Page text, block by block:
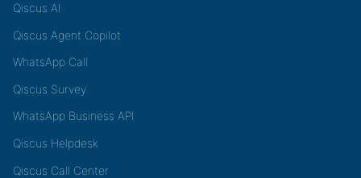
Qiscus AI
Qiscus Agent Copilot
WhatsApp Call
Qiscus Survey
WhatsApp Business API
Qiscus Helpdesk
Qiscus Call Center